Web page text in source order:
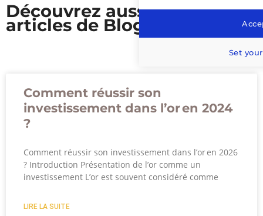
Découvrez aussi nos
articles de Blog
Comment réussir son
investissement dans l’or en 2024
?
Comment réussir son investissement dans l’or en 2026
? Introduction Présentation de l’or comme un
investissement L’or est souvent considéré comme
LIRE LA SUITE
Set